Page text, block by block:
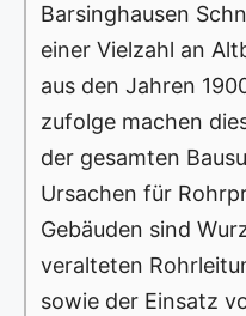
Barsinghausen
einer Vielzahl an
aus den Jahren
zufolge machen
der gesamten
Ursachen für
Gebäuden sind
veralteten
sowie der Einsatz